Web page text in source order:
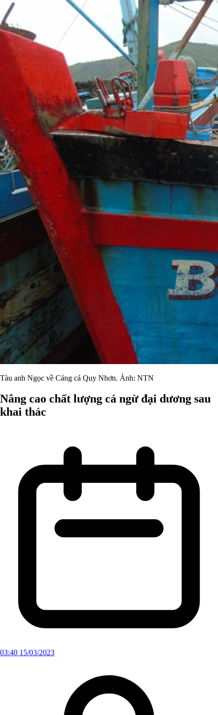
Tàu anh Ngọc về Cảng cá Quy Nhơn. Ảnh: NTN
Nâng cao chất lượng cá ngừ đại dương sau
khai thác
03:40 15/03/2023